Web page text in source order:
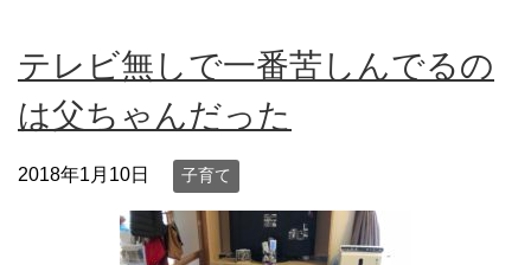
テレビ無しで一番苦しんでるの
は父ちゃんだった
2018年1月10日 子育て